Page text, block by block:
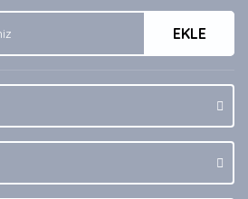
daha pahalı.
alternatifler olmalı.
EKLE